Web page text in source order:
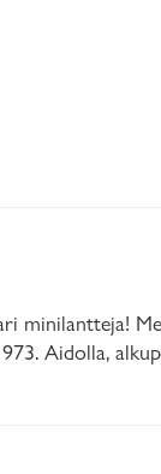
minilantteja!
Aidolla,